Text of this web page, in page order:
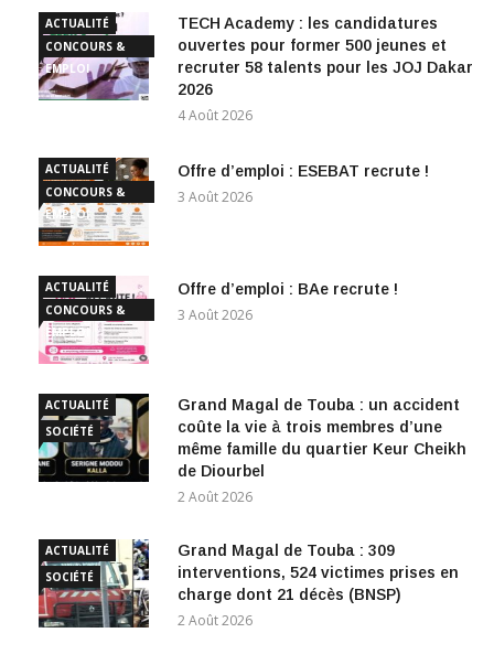
ACTUALITÉ
CONCOURS &
EMPLOI
TECH Academy : les candidatures
ouvertes pour former 500 jeunes et
recruter 58 talents pour les JOJ Dakar
2026
4 Août 2026
ACTUALITÉ
CONCOURS &
EMPLOI
Offre d’emploi : ESEBAT recrute !
3 Août 2026
ACTUALITÉ
CONCOURS &
EMPLOI
Offre d’emploi : BAe recrute !
3 Août 2026
ACTUALITÉ
SOCIÉTÉ
Grand Magal de Touba : un accident
coûte la vie à trois membres d’une
même famille du quartier Keur Cheikh
de Diourbel
2 Août 2026
ACTUALITÉ
SOCIÉTÉ
Grand Magal de Touba : 309
interventions, 524 victimes prises en
charge dont 21 décès (BNSP)
2 Août 2026